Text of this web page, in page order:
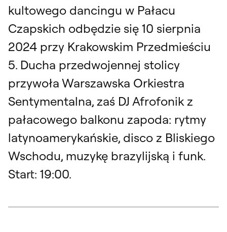
kultowego dancingu w Pałacu
Czapskich odbędzie się 10 sierpnia
2024 przy Krakowskim Przedmieściu
5. Ducha przedwojennej stolicy
przywoła Warszawska Orkiestra
Sentymentalna, zaś DJ Afrofonik z
pałacowego balkonu zapoda: rytmy
latynoamerykańskie, disco z Bliskiego
Wschodu, muzykę brazylijską i funk.
Start: 19:00.